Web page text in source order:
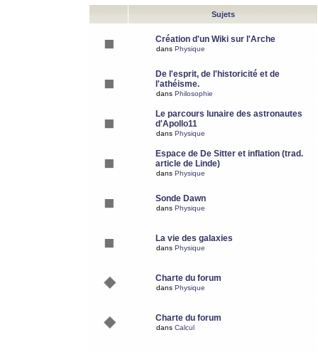
Sujets
Création d'un Wiki sur l'Arche
dans Physique
De l'esprit, de l'historicité et de
l'athéisme.
dans Philosophie
Le parcours lunaire des astronautes
d'Apollo11
dans Physique
Espace de De Sitter et inflation (trad.
article de Linde)
dans Physique
Sonde Dawn
dans Physique
La vie des galaxies
dans Physique
Charte du forum
dans Physique
Charte du forum
dans Calcul